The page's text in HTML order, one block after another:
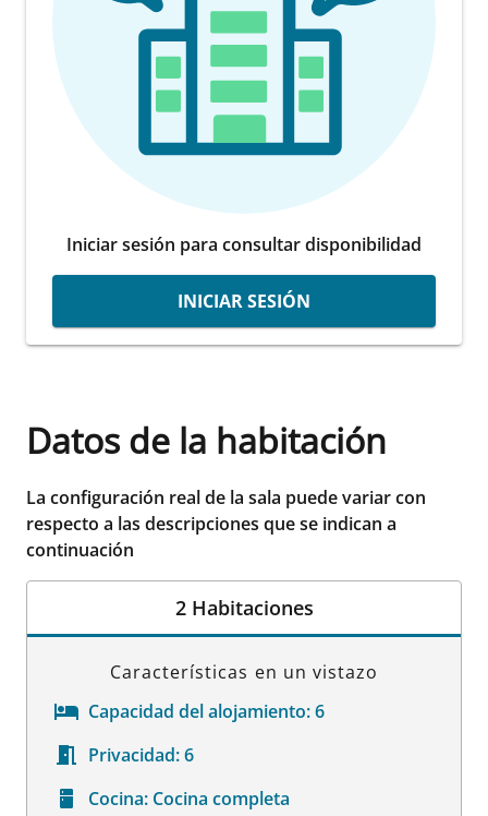
Iniciar sesión para consultar disponibilidad
INICIAR SESIÓN
Datos de la habitación
La configuración real de la sala puede variar con
respecto a las descripciones que se indican a
continuación
2 Habitaciones
Características en un vistazo
Capacidad del alojamiento:6
Privacidad:6
Cocina: Cocina completa